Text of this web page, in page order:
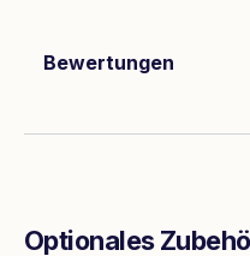
Bewertungen
Optionales